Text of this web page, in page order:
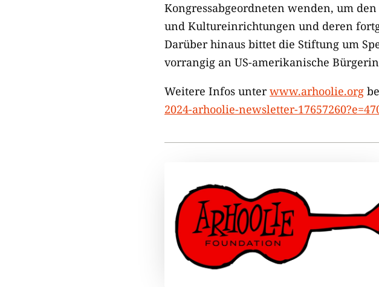
Kongressabgeordneten wenden, um
und Kultureinrichtungen und deren
Darüber hinaus bittet die Stiftung um
vorrangig an US-amerikanische
Weitere Infos unterwww.arhoolie.org
2024-arhoolie-newsletter-